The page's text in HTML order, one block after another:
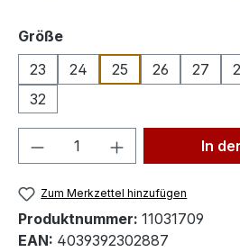
Größeauswählen
23
24 25 26 27
32
Produkt Anzahl: Gib
In
Zum Merkzettel hinzufügen
Produktnummer: 11031709
EAN: 4039392302887